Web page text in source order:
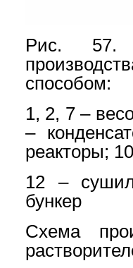
Рис. 57.
способом:
1, 2, 7 –
–
реакторы;
12 –
бункер
Схема